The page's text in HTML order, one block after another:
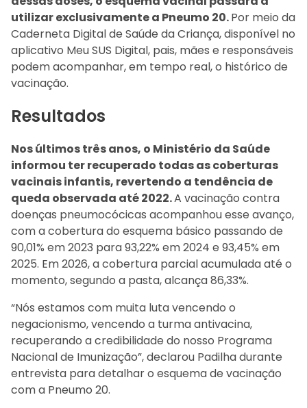
utilizar exclusivamente a Pneumo 20.Por meio da
Caderneta Digital de Saúde da Criança, disponível no
aplicativo Meu SUS Digital, pais, mães e responsáveis
podem acompanhar, em tempo real, o histórico de
vacinação.
Resultados
Nos últimos três anos, o Ministério da Saúde
informou ter recuperado todas as coberturas
vacinais infantis, revertendo a tendência de
queda observada até 2022.A vacinação contra
doenças pneumocócicas acompanhou esse avanço,
com a cobertura do esquema básico passando de
90,01% em 2023 para 93,22% em 2024 e 93,45% em
2025. Em 2026, a cobertura parcial acumulada até o
momento, segundo a pasta, alcança 86,33%.
“Nós estamos com muita luta vencendo o
negacionismo, vencendo a turma antivacina,
recuperando a credibilidade do nosso Programa
Nacional de Imunização”, declarou Padilha durante
entrevista para detalhar o esquema de vacinação
com a Pneumo 20.